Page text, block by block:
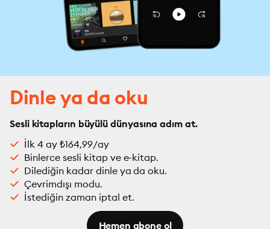
Dinle ya da oku
Sesli kitapların büyülü dünyasına adım at.
İlk 4 ay ₺164,99/ay
Binlerce sesli kitap ve e-kitap.
Dilediğin kadar dinle ya da oku.
Çevrimdışı modu.
İstediğin zaman iptal et.
Hemen abone ol